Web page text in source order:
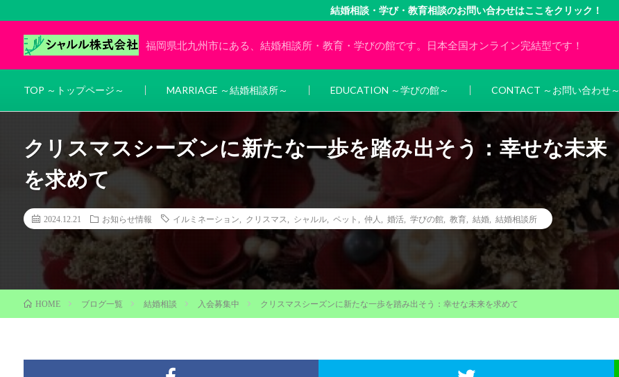
結婚相談・学び・教育相談のお問い合わせはここをクリック！
福岡県北九州市にある、結婚相談所・教育・学びの館です。日本全国オンライン完結型です！
TOP ～トップページ～ MARRIAGE ～結婚相談所～ EDUCATION ～学びの館～ CONTACT ～お問い合わせ～
クリスマスシーズンに新たな一歩を踏み出そう：幸せな未来
を求めて
2024.12.21 お知らせ情報 イルミネーション クリスマス シャルル, ペット 仲人 婚活, 学びの館, 教育, 結婚, 結婚相談所
HOME ブログ一覧 結婚相談 入会募集中 クリスマスシーズンに新たな一歩を踏み出そう：幸せな未来を求めて